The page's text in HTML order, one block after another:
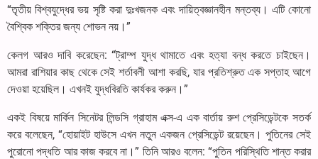
“তৃতীয় বিশ্বযুদ্ধের ভয় সৃষ্টি করা দুঃখজনক এবং দায়িত্বজ্ঞানহীন মন্তব্য। এটি কোনো
বৈশ্বিক শক্তির জন্য শোভন নয়।”
কেলগ আরও দাবি করেছেন: “ট্রাম্প যুদ্ধ থামাতে এবং হত্যা বন্ধ করতে চাইছেন।
আমরা রাশিয়ার কাছ থেকে সেই শর্তাবলী আশা করছি, যার প্রতিশ্রুত এক সপ্তাহ আগে
দেওয়া হয়েছিল। এখনই যুদ্ধবিরতি কার্যকর করুন।”
একই বিষয়ে মার্কিন সিনেটর লিন্ডসি গ্রাহাম এক্স-এ এক বার্তায় রুশ প্রেসিডেন্টকে সতর্ক
করে বলেছেন, “হোয়াইট হাউসে এখন নতুন একজন প্রেসিডেন্ট রয়েছেন। পুতিনের সেই
পুরোনো পদ্ধতি আর কাজ করবে না।” তিনি আরও বলেন: “পুতিন পরিস্থিতি শান্ত করার